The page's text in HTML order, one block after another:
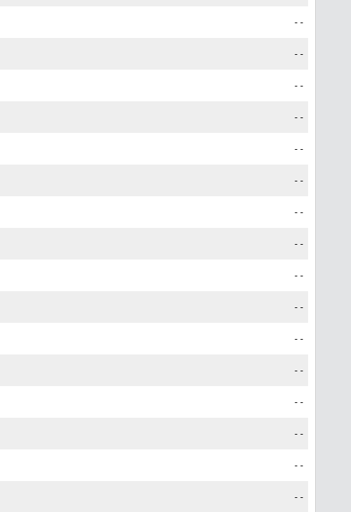
--
--
--
--
--
--
--
--
--
--
--
--
--
--
--
--